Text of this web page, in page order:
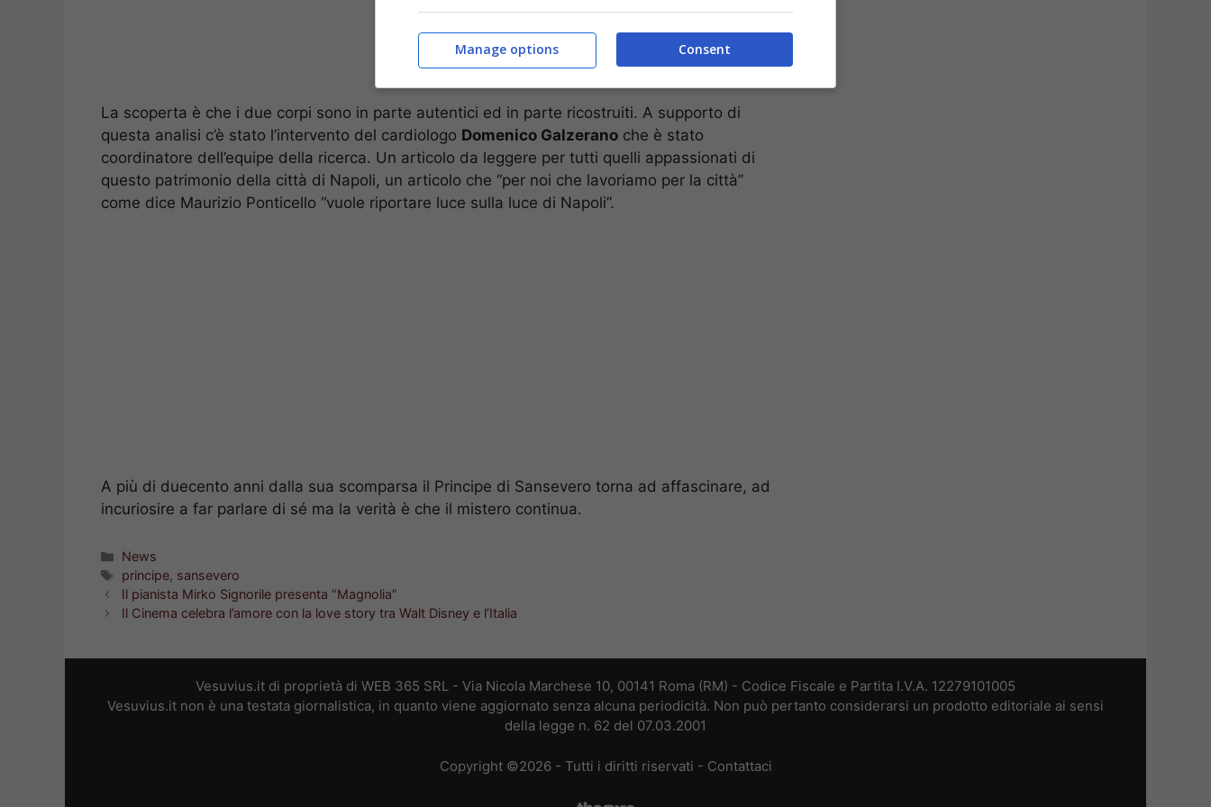
La scoperta è che i due corpi sono in parte autentici ed in parte ricostruiti. A supporto di
questa analisi c’è stato l’intervento del cardiologo Domenico Galzerano che è stato
coordinatore dell’equipe della ricerca. Un articolo da leggere per tutti quelli appassionati di
questo patrimonio della città di Napoli, un articolo che “per noi che lavoriamo per la città”
come dice Maurizio Ponticello “vuole riportare luce sulla luce di Napoli”.
A più di duecento anni dalla sua scomparsa il Principe di Sansevero torna ad affascinare, ad
incuriosire a far parlare di sé ma la verità è che il mistero continua.
Categorie
News
Tag
principe, sansevero
Il pianista Mirko Signorile presenta “Magnolia”
Il Cinema celebra l’amore con la love story tra Walt Disney e l’Italia
Vesuvius.it di proprietà di WEB 365 SRL - Via Nicola Marchese 10, 00141 Roma (RM) - Codice Fiscale e Partita I.V.A. 12279101005
Vesuvius.it non è una testata giornalistica, in quanto viene aggiornato senza alcuna periodicità. Non può pertanto considerarsi un prodotto editoriale ai sensi
della legge n. 62 del 07.03.2001
Copyright ©2026 - Tutti i diritti riservati - Contattaci
Consent
Manage options